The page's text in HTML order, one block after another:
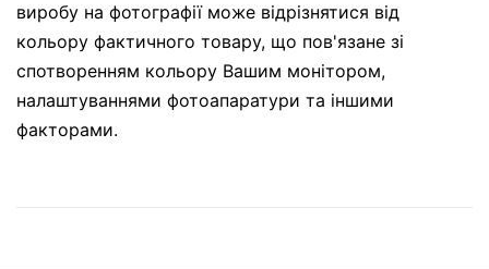
виробу на фотографії може відрізнятися від
кольору фактичного товару, що пов'язане зі
спотворенням кольору Вашим монітором,
налаштуваннями фотоапаратури та іншими
факторами.